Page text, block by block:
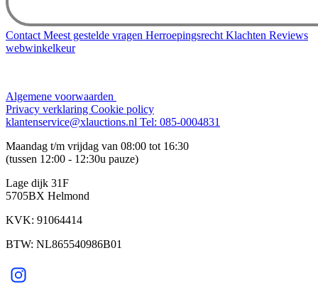
Contact Meest gestelde vragen Herroepingsrecht Klachten Reviews
webwinkelkeur
Algemene voorwaarden
Privacy verklaring Cookie policy
klantenservice@xlauctions.nl Tel: 085-0004831
Maandag t/m vrijdag van 08:00 tot 16:30
(tussen 12:00 - 12:30u pauze)
Lage dijk 31F
5705BX Helmond
KVK: 91064414
BTW: NL865540986B01